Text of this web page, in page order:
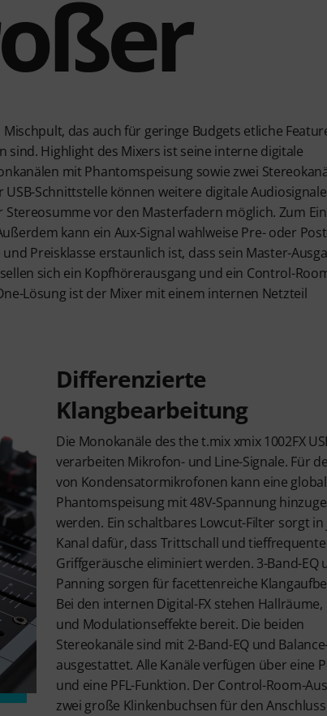
Mischpult, das auch für geringe Budgets etliche
Highlight des Mixers ist seine interne digitale
mit Phantomspeisung sowie zwei
Schnittstelle können weitere digitale Audiosignale
vor den Masterfadern möglich. Zum
kann ein Aux-Signal wahlweise Pre- oder
Preisklasse erstaunlich ist, dass sein Master-
sich ein Kopfhörerausgang und ein Control-
Lösung ist der Mixer mit einem internen Netzteil
Differenzierte
Klangbearbeitung
Die Monokanäle des the t.mix xmix 1002FX
verarbeiten Mikrofon- und Line-Signale. Für
von Kondensatormikrofonen kann eine
Phantomspeisung mit 48V-Spannung
werden. Ein schaltbares Lowcut-Filter sorgt in
Kanal dafür, dass Trittschall und tieffrequente
Griffgeräusche eliminiert werden. 3-Band-EQ
Panning sorgen für facettenreiche
Bei den internen Digital-FX stehen Hallräume,
und Modulationseffekte bereit. Die beiden
Stereokanäle sind mit 2-Band-EQ und
ausgestattet. Alle Kanäle verfügen über eine
und eine PFL-Funktion. Der Control-Room-
zwei große Klinkenbuchsen für den